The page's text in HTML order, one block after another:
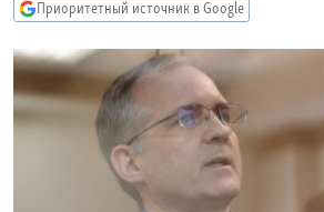
Вернутся
поиску
КАВКАЗ.РЕАЛИИ
СЕВЕР.РЕАЛИИ
СИБИРЬ.РЕАЛИИ
РАСПИСАНИЕ ВЕЩАНИЯ
ПОДПИШИТЕСЬ НА РАССЫЛКУ
Приоритетный источник в Google